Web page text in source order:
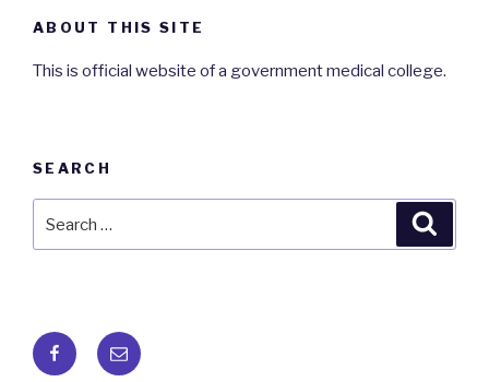
ABOUT THIS SITE
This is official website of a government medical college.
SEARCH
FacebookEmail